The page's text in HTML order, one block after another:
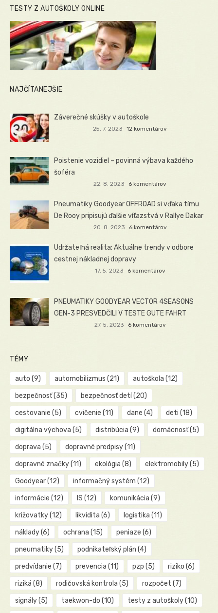
TESTY Z AUTOŠKOLY ONLINE
NAJČÍTANEJŠIE
Záverečné skúšky v autoškole
25. 7. 2023 12 komentárov
Poistenie vozidiel – povinná výbava každého
šoféra
22. 8. 2023 6 komentárov
Pneumatiky Goodyear OFFROAD si vďaka tímu
De Rooy pripisujú ďalšie víťazstvá v Rallye Dakar
20. 8. 2023 6 komentárov
Udržateľná realita: Aktuálne trendy v odbore
cestnej nákladnej dopravy
17. 5. 2023 6 komentárov
PNEUMATIKY GOODYEAR VECTOR 4SEASONS
GEN-3 PRESVEDČILI V TESTE GUTE FAHRT
27. 5. 2023 6 komentárov
TÉMY
auto (9) automobilizmus (21) autoškola (12)
bezpečnosť(35) bezpečnosť detí(20)
cestovanie (5) cvičenie (11) dane (4) deti (18)
digitálna výchova (5) distribúcia (9) domácnosť(5)
doprava (5) dopravné predpisy(11)
dopravné značky(11) ekológia (8) elektromobily(5)
Goodyear(12) informačný systém (12)
informácie (12) IS (12) komunikácia (9)
križovatky(12) likvidita (6) logistika (11)
náklady(6) ochrana (15) peniaze (6)
pneumatiky(5) podnikateľský plán (4)
predvídanie (7) prevencia (11) pzp (5) riziko (6)
riziká (8) rodičovská kontrola (5) rozpočet (7)
signály(5) taekwon-do (10) testy z autoškoly(10)